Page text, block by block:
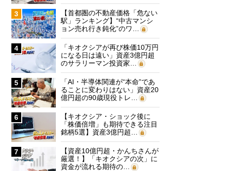
3
【首都圏の不動産価格「危ない
駅」ランキング】“中古マンシ
ョン売れ行き鈍化”のワ…
4
「キオクシアが再び株価10万円
になる日は遠い」資産3億円超
のサラリーマン投資家…
5
「AI・半導体関連が“本命”であ
ることに変わりはない」資産20
億円超の90歳現役トレ…
6
【キオクシア・ショック後に
「株価倍増」も期待できる注目
銘柄5選】資産3億円超…
7
【資産10億円超・かんちさんが
厳選！】「キオクシアの次」に
資金が流れる期待の…